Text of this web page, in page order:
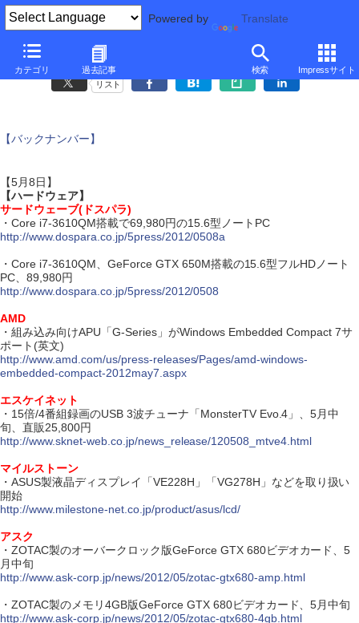
Powered by Translate
カテゴリ 過去記事 検索 Impressサイト
リスト
【バックナンバー】
【5月8日】
【ハードウェア】
サードウェーブ(ドスパラ)
・Core i7-3610QM搭載で69,980円の15.6型ノートPC
http://www.dospara.co.jp/5press/2012/0508a
・Core i7-3610QM、GeForce GTX 650M搭載の15.6型フルHDノート
PC、89,980円
http://www.dospara.co.jp/5press/2012/0508
AMD
・組み込み向けAPU「G-Series」がWindows Embedded Compact 7サ
ポート(英文)
http://www.amd.com/us/press-releases/Pages/amd-windows-
embedded-compact-2012may7.aspx
エスケイネット
・15倍/4番組録画のUSB 3波チューナ「MonsterTV Evo.4」、5月中
旬、直販25,800円
http://www.sknet-web.co.jp/news_release/120508_mtve4.html
マイルストーン
・ASUS製液晶ディスプレイ「VE228H」「VG278H」などを取り扱い
開始
http://www.milestone-net.co.jp/product/asus/lcd/
アスク
・ZOTAC製のオーバークロック版GeForce GTX 680ビデオカード、5
月中旬
http://www.ask-corp.jp/news/2012/05/zotac-gtx680-amp.html
・ZOTAC製のメモリ4GB版GeForce GTX 680ビデオカード、5月中旬
http://www.ask-corp.jp/news/2012/05/zotac-gtx680-4gb.html